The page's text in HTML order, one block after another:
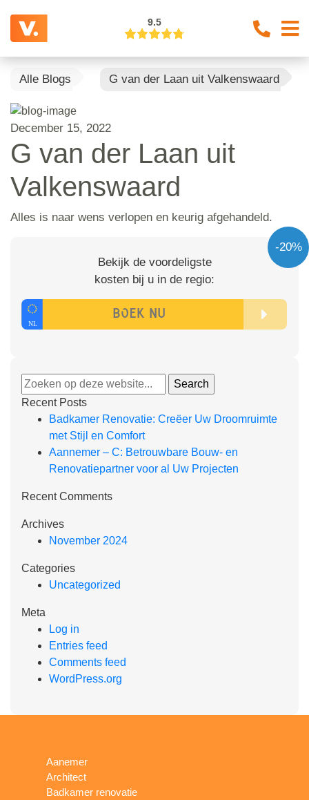
9.5
Alle Blogs G van der Laan uit Valkenswaard
December 15, 2022
G van der Laan uit
Valkenswaard
Alles is naar wens verlopen en keurig afgehandeld.
-20%
Bekijk de voordeligste
kosten bij u in de regio:
Recent Posts
Badkamer Renovatie: Creëer Uw Droomruimte
met Stijl en Comfort
Aannemer – C: Betrouwbare Bouw- en
Renovatiepartner voor al Uw Projecten
Recent Comments
Archives
November 2024
Categories
Uncategorized
Meta
Log in
Entries feed
Comments feed
WordPress.org
Aanemer
Architect
Badkamer renovatie